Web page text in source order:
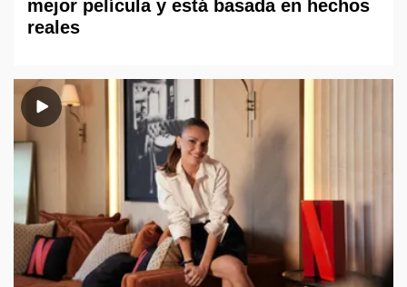
mejor película y está basada en hechos
reales